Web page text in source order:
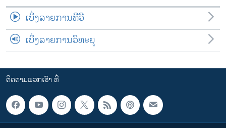
ເບິ່ງລາຍການທີວີ
ເບິ່ງລາຍການວິທະຍຸ
ຕິດຕາມພວກເຮົາ ທີ່